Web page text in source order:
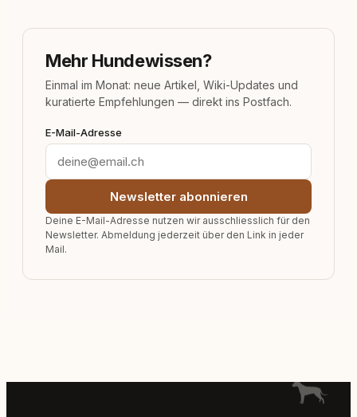
Mehr Hundewissen?
Einmal im Monat: neue Artikel, Wiki-Updates und
kuratierte Empfehlungen — direkt ins Postfach.
E-Mail-Adresse
Newsletter abonnieren
Deine E-Mail-Adresse nutzen wir ausschliesslich für den
Newsletter. Abmeldung jederzeit über den Link in jeder
Mail.